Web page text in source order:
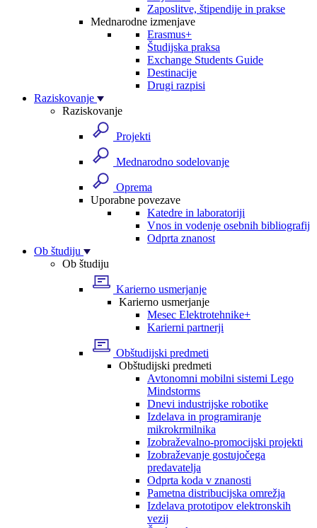
Zaposlitve, štipendije in prakse
Mednarodne izmenjave
Erasmus+
Študijska praksa
Exchange Students Guide
Destinacije
Drugi razpisi
Raziskovanje
Raziskovanje
Projekti
Mednarodno sodelovanje
Oprema
Uporabne povezave
Katedre in laboratoriji
Vnos in vodenje osebnih bibliografij
Odprta znanost
Ob študiju
Ob študiju
Karierno usmerjanje
Karierno usmerjanje
Mesec Elektrotehnike+
Karierni partnerji
Obštudijski predmeti
Obštudijski predmeti
Avtonomni mobilni sistemi Lego
Mindstorms
Dnevi industrijske robotike
Izdelava in programiranje
mikrokrmilnika
Izobraževalno-promocijski projekti
Izobraževanje gostujočega
predavatelja
Odprta koda v znanosti
Pametna distribucijska omrežja
Izdelava prototipov elektronskih
vezij